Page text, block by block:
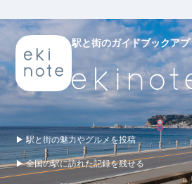
駅と街のガイドブックアプ
▶ 駅と街の魅力やグルメを投稿
▶ 全国の駅に訪れた記録を残せる